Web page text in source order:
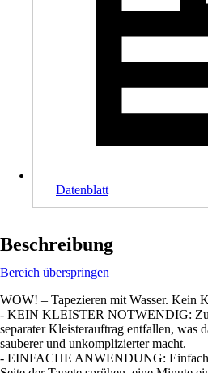
Datenblatt
Beschreibung
Bereich überspringen
WOW! – Tapezieren mit Wasser. Kein
- KEIN KLEISTER NOTWENDIG:
separater Kleisterauftrag entfallen, was
sauberer und unkomplizierter macht.
- EINFACHE ANWENDUNG: Einfach